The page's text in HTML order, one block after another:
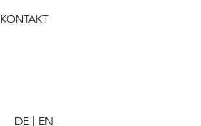
KONTAKT
DE | EN